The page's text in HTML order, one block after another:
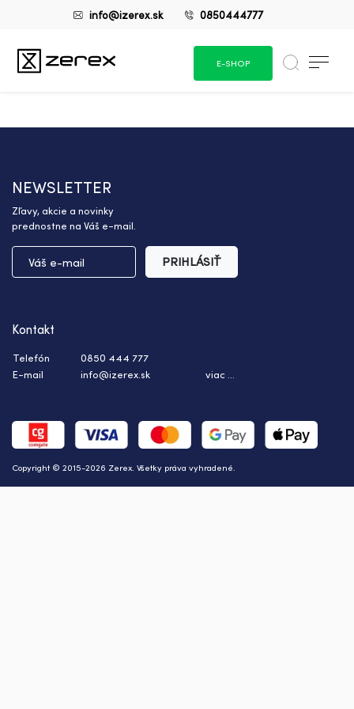
info@izerex.sk 0850444777
E-SHOP
NEWSLETTER
Zľavy, akcie a novinky
prednostne na Váš e-mail.
PRIHLÁSIŤ
Copyright © 2015-2026 Zerex. Všetky práva vyhradené.
Kontakt
Telefón
0850 444 777
E-mail
info@izerex.sk viac ...